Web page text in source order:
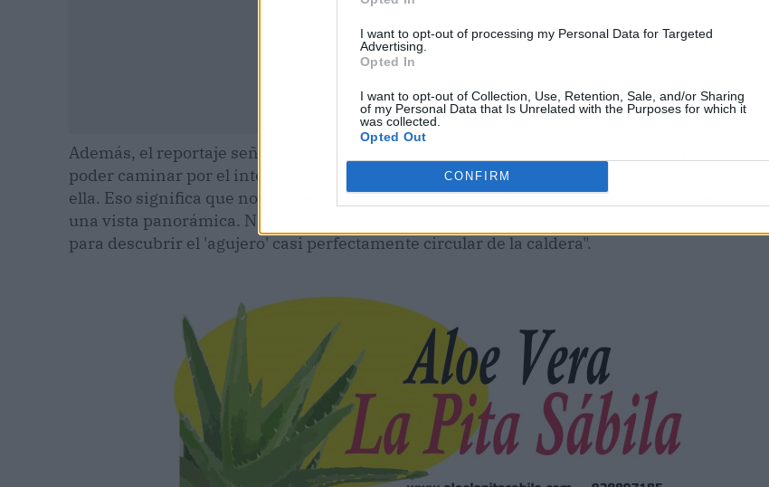
I want to opt-out of processing my Personal Data for Targeted
Advertising.
Opted In
I want to opt-out of Collection, Use, Retention, Sale, and/or Sharing
of my Personal Data that Is Unrelated with the Purposes for which it
was collected.
Opted Out
CONFIRM
Además, el reportaje señala que "una de las curiosidades de la caldera de Bandama –como si
poder caminar por el interior de un volcán no fuera suficiente– es que hay un pico junto a
ella. Eso significa que no solo se puede ver la caldera desde el borde, sino que puedes tener
una vista panorámica. No hace falta que compres un drone. Basta con subir al pico Bandama
para descubrir el 'agujero' casi perfectamente circular de la caldera".